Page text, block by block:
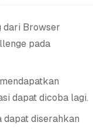
dari Browser
pada
dapat dicoba lagi.
diserahkan